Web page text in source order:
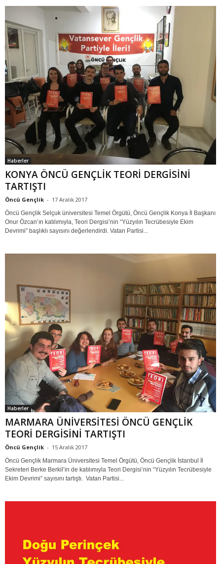
Haberler
KONYA ÖNCÜ GENÇLİK TEORİ DERGİSİNİ
TARTIŞTI
Öncü Gençlik - 17 Aralık 2017
Öncü Gençlik Selçuk üniversitesi Temel Örgütü, Öncü Gençlik Konya İl Başkanı
Onur Özcan’ın katılımıyla, Teori Dergisi’nin “Yüzyılın Tecrübesiyle Ekim
Devrimi” başlıklı sayısını değerlendirdi. Vatan Partisi...
Haberler
MARMARA ÜNİVERSİTESİ ÖNCÜ GENÇLİK
TEORİ DERGİSİNİ TARTIŞTI
Öncü Gençlik - 15 Aralık 2017
Öncü Gençlik Marmara Üniversitesi Temel Örgütü, Öncü Gençlik İstanbul İl
Sekreteri Berke Berkil’in de katılımıyla Teori Dergisi’nin “Yüzyılın Tecrübesiyle
Ekim Devrimi” sayısını tartıştı. Vatan Partisi...